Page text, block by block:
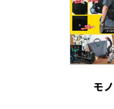
モ